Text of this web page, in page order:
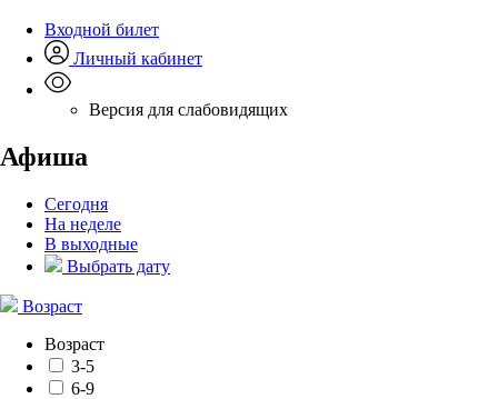
Входной билет
Личный кабинет
Версия для слабовидящих
Афиша
Сегодня
На неделе
В выходные
Выбрать дату
Возраст
Возраст
3-5
6-9